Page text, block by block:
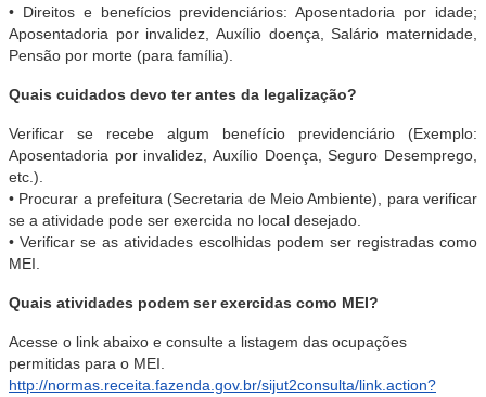
• Direitos e benefícios previdenciários: Aposentadoria por idade;
Aposentadoria por invalidez, Auxílio doença, Salário maternidade,
Pensão por morte (para família).
Quais cuidados devo ter antes da legalização?
Verificar se recebe algum benefício previdenciário (Exemplo:
Aposentadoria por invalidez, Auxílio Doença, Seguro Desemprego,
etc.).
• Procurar a prefeitura (Secretaria de Meio Ambiente), para verificar
se a atividade pode ser exercida no local desejado.
• Verificar se as atividades escolhidas podem ser registradas como
MEI.
Quais atividades podem ser exercidas como MEI?
Acesse o link abaixo e consulte a listagem das ocupações
permitidas para o MEI.
http://normas.receita.fazenda.gov.br/sijut2consulta/link.action?